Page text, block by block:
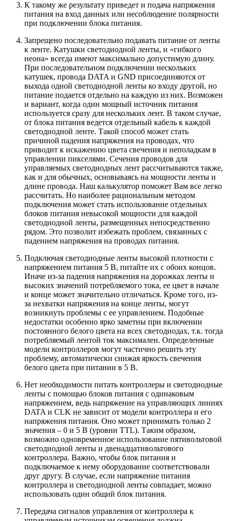
К такому же результату приведет и подача напряжения
питания на вход данных или несоблюдение полярности
при подключении блока питания.
Запрещено последовательно подавать питание от ленты
к ленте. Катушки светодиодной ленты, и «гибкого
неона» всегда имеют максимально допустимую длину.
При последовательном подключении нескольких
катушек, провода DATA и GND присоединяются от
выхода одной светодиодной ленты ко входу другой, но
питание подается отдельно на каждую из них. Возможен
и вариант, когда один мощный источник питания
используется сразу для нескольких лент. В таком случае,
от блока питания ведется отдельный кабель к каждой
светодиодной ленте. Такой способ может стать
причиной падения напряжения на проводах, что
приводит к искажению цвета свечения и неполадкам в
управлении пикселями. Сечения проводов для
управляемых светодиодных лент рассчитываются также,
как и для обычных, основываясь на мощности ленты и
длине провода. Наш калькулятор поможет Вам все легко
рассчитать. Но наиболее рациональным методом
подключения может стать использование отдельных
блоков питания невысокой мощности для каждой
светодиодной ленты, размещенных непосредственно
рядом. Это позволит избежать проблем, связанных с
падением напряжения на проводах питания.
Подключая светодиодные ленты высокой плотности с
напряжением питания 5 В, питайте их с обоих концов.
Иначе из-за падения напряжения на дорожках ленты и
высоких значений потребляемого тока, ее цвет в начале
и конце может значительно отличаться. Кроме того, из-
за нехватки напряжения на конце ленты, могут
возникнуть проблемы с ее управлением. Подобные
недостатки особенно ярко заметны при включении
постоянного белого цвета на всех светодиодах, т.к. тогда
потребляемый лентой ток максимален. Определенные
модели контроллеров могут частично решить эту
проблему, автоматически снижая яркость свечения
белого цвета при питании в 5 В.
Нет необходимости питать контроллеры и светодиодные
ленты с помощью блоков питания с одинаковым
напряжением, ведь напряжение на управляющих линиях
DATA и CLK не зависит от модели контроллера и его
напряжения питания. Оно может принимать только 2
значения – 0 и 5 В (уровни TTL). Таким образом,
возможно одновременное использование пятивольтовой
светодиодной ленты и двенадцативольтового
контроллера. Важно, чтобы блок питания и
подключаемое к нему оборудование соответствовали
друг другу. В случае, если напряжение питания
контроллера и светодиодной ленты совпадает, можно
использовать один общий блок питания.
Передача сигналов управления от контроллера к